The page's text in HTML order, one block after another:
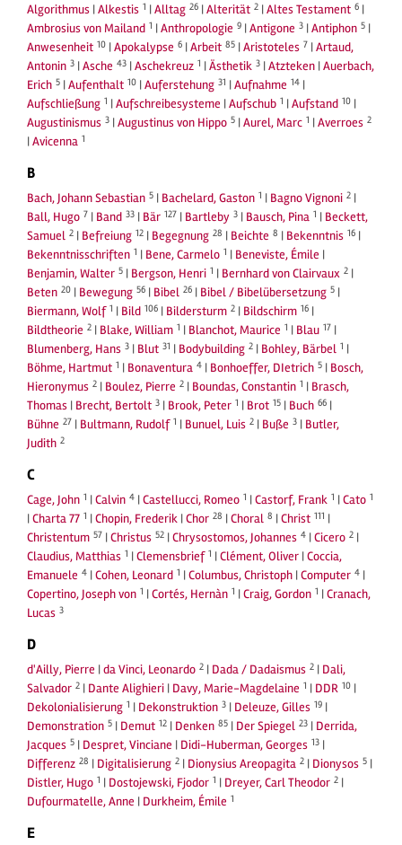
Algorithmus |Alkestis 1 |Alltag 26 |Alterität 2 |Altes Testament 6 |
Ambrosius von Mailand 1 |Anthropologie 9 |Antigone 3 |Antiphon 5 |
Anwesenheit 10 |Apokalypse 6 |Arbeit 85 |Aristoteles 7 |Artaud,
Antonin 3 |Asche 43 |Aschekreuz 1 |Ästhetik 3 |Atzteken |Auerbach,
Erich 5 |Aufenthalt 10 |Auferstehung 31 |Aufnahme 14 |
Aufschließung 1 |Aufschreibesysteme |Aufschub 1 |Aufstand 10 |
Augustinismus 3 |Augustinus von Hippo 5 |Aurel, Marc 1 |Averroes 2
|Avicenna 1
B
Bach, Johann Sebastian 5 | Bachelard, Gaston 1 | Bagno Vignoni 2 |
Ball, Hugo 7 | Band 33 | Bär 127 | Bartleby 3 | Bausch, Pina 1 | Beckett,
Samuel 2 | Befreiung 12 | Begegnung 28 | Beichte 8 | Bekenntnis 16 |
Bekenntnisschriften 1 | Bene, Carmelo 1 | Beneviste, Émile |
Benjamin, Walter 5 | Bergson, Henri 1 | Bernhard von Clairvaux 2 |
Beten 20 | Bewegung 56 | Bibel 26 | Bibel / Bibelübersetzung 5 |
Biermann, Wolf 1 | Bild 106 | Bildersturm 2 | Bildschirm 16 |
Bildtheorie 2 | Blake, William 1 | Blanchot, Maurice 1 | Blau 17 |
Blumenberg, Hans 3 | Blut 31 | Bodybuilding 2 | Bohley, Bärbel 1 |
Böhme, Hartmut 1 | Bonaventura 4 | Bonhoeffer, DIetrich 5 | Bosch,
Hieronymus 2 | Boulez, Pierre 2 | Boundas, Constantin 1 | Brasch,
Thomas | Brecht, Bertolt 3 | Brook, Peter 1 | Brot 15 | Buch 66 |
Bühne 27 | Bultmann, Rudolf 1 | Bunuel, Luis 2 | Buße 3 | Butler,
Judith 2
C
Cage, John 1 |Calvin 4 |Castellucci, Romeo 1 |Castorf, Frank 1 |Cato 1
|Charta 77 1 |Chopin, Frederik |Chor 28 |Choral 8 |Christ 111 |
Christentum 57 |Christus 52 |Chrysostomos, Johannes 4 |Cicero 2 |
Claudius, Matthias 1 |Clemensbrief 1 |Clément, Oliver |Coccia,
Emanuele 4 |Cohen, Leonard 1 |Columbus, Christoph |Computer 4 |
Copertino, Joseph von 1 |Cortés, Hernàn 1 |Craig, Gordon 1 |Cranach,
Lucas 3
D
d'Ailly, Pierre |da Vinci, Leonardo 2 | Dada / Dadaismus 2 | Dali,
Salvador 2 | Dante Alighieri | Davy, Marie-Magdelaine 1 | DDR 10 |
Dekolonialisierung 1 | Dekonstruktion 3 | Deleuze, Gilles 19 |
Demonstration 5 | Demut 12 | Denken 85 | Der Spiegel 23 | Derrida,
Jacques 5 | Despret, Vinciane | Didi-Huberman, Georges 13 |
Differenz 28 | Digitalisierung 2 | Dionysius Areopagita 2 | Dionysos 5 |
Distler, Hugo 1 | Dostojewski, Fjodor 1 | Dreyer, Carl Theodor 2 |
Dufourmatelle, Anne | Durkheim, Émile 1
E